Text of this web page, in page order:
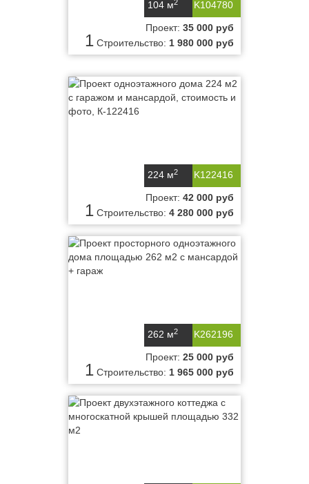
K104780
104 м2
1
Проект: 35 000 руб
Строительство: 1 980 000 руб
K122416
224 м2
1
Проект: 42 000 руб
Строительство: 4 280 000 руб
K262196
262 м2
1
Проект: 25 000 руб
Строительство: 1 965 000 руб